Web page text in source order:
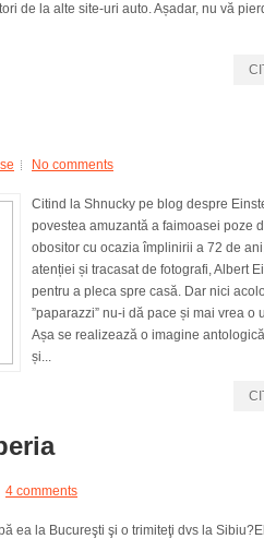
de la alte site-uri auto. Așadar, nu vă
No comments
Citind la Shnucky pe blog despre
povestea amuzantă a faimoasei poze
obositor cu ocazia împlinirii a 72 de
atenției și tracasat de fotografi, Albert
pentru a pleca spre casă. Dar nici
”paparazzi” nu-i dă pace și mai vrea o
Așa se realizează o imagine
și...
4 comments
ea la Bucureşti şi o trimiteţi dvs la